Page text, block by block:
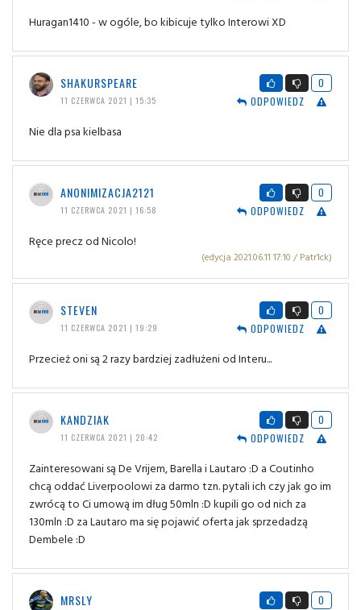
Huragan1410 - w ogóle, bo kibicuje tylko Interowi XD
SHAKURSPEARE
11 CZERWCA 2021 | 15:35
0
ODPOWIEDZ
Nie dla psa kielbasa
ANONIMIZACJA2121
11 CZERWCA 2021 | 16:58
0
ODPOWIEDZ
Ręce precz od Nicolo!
(edycja 2021.06.11 17:10 / Patr1ck)
STEVEN
11 CZERWCA 2021 | 19:29
0
ODPOWIEDZ
Przecież oni są 2 razy bardziej zadłużeni od Interu...
KANDZIAK
11 CZERWCA 2021 | 20:42
0
ODPOWIEDZ
Zainteresowani są De Vrijem, Barella i Lautaro :D a Coutinho
chcą oddać Liverpoolowi za darmo tzn. pytali ich czy jak go im
zwrócą to Ci umową im dług 50mln :D kupili go od nich za
130mln :D za Lautaro ma się pojawić oferta jak sprzedadzą
Dembele :D
MRSLY
0